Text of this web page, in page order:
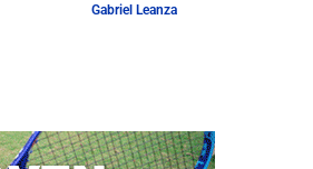
Gabriel Leanza